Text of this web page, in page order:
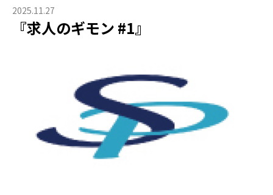
2025.11.27
『求人のギモン #1』